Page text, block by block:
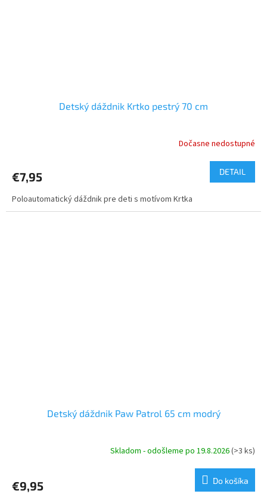
Detský dáždnik Krtko pestrý 70 cm
Dočasne nedostupné
€7,95 DETAIL
Poloautomatický dáždnik pre deti s motívom Krtka
Detský dáždnik Paw Patrol 65 cm modrý
Skladom - odošleme po 19.8.2026(>3 ks)
€9,95 Do košíka